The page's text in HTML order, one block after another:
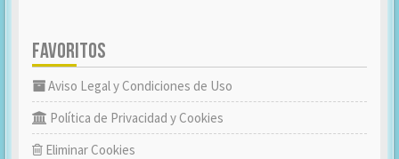
FAVORITOS
Aviso Legal y Condiciones de Uso
Política de Privacidad y Cookies
Eliminar Cookies